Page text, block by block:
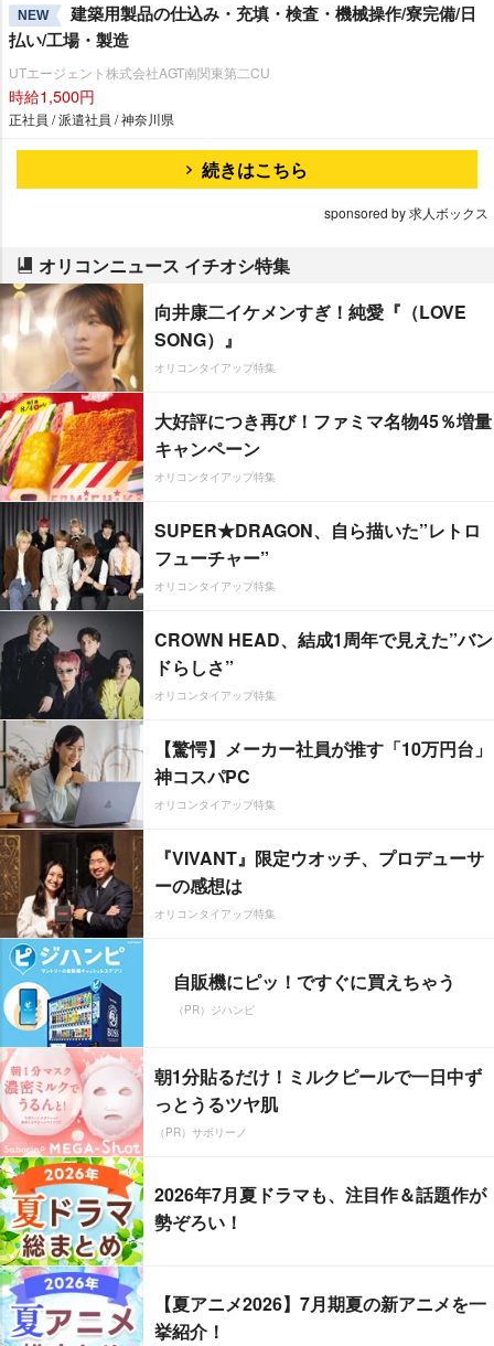
NEW
建築用製品の仕込み・充填・検査・機械操作/寮完備/日
払い/工場・製造
UTエージェント株式会社AGT南関東第二CU
時給1,500円
正社員 / 派遣社員 / 神奈川県
続きはこちら
sponsored by 求人ボックス
オリコンニュース イチオシ特集
向井康二イケメンすぎ！純愛『（LOVE
SONG）』
オリコンタイアップ特集
大好評につき再び！ファミマ名物45％増量
キャンペーン
オリコンタイアップ特集
SUPER★DRAGON、自ら描いた”レトロ
フューチャー”
オリコンタイアップ特集
CROWN HEAD、結成1周年で見えた”バン
ドらしさ”
オリコンタイアップ特集
【驚愕】メーカー社員が推す「10万円台」
神コスパPC
オリコンタイアップ特集
『VIVANT』限定ウオッチ、プロデューサ
ーの感想は
オリコンタイアップ特集
自販機にピッ！ですぐに買えちゃう
（PR）ジハンピ
朝1分貼るだけ！ミルクピールで一日中ず
っとうるツヤ肌
（PR）サボリーノ
2026年7月夏ドラマも、注目作＆話題作が
勢ぞろい！
【夏アニメ2026】7月期夏の新アニメを一
挙紹介！